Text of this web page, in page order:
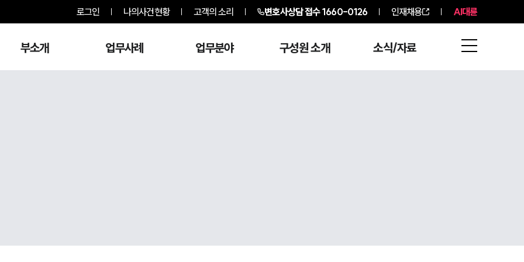
로그인 나의사건현황 고객의 소리 변호사상담 접수1660-0126 인재채용 AI대륜
부소개 업무사례 업무분야 구성원 소개 소식/자료